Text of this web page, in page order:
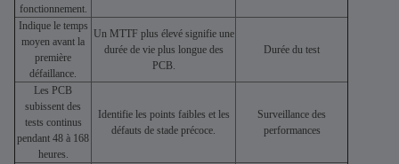
fonctionnement.
Indique le temps
moyen avant la
première
défaillance.
Un MTTF plus élevé signifie une
durée de vie plus longue des
PCB.
Durée du test
Les PCB
subissent des
tests continus
pendant 48 à 168
heures.
Identifie les points faibles et les
défauts de stade précoce.
Surveillance des
performances